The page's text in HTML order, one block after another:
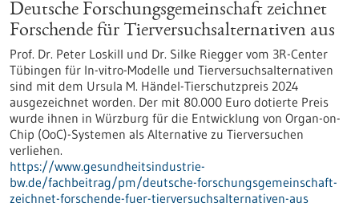
Deutsche Forschungsgemeinschaft zeichnet
Forschende für Tierversuchsalternativen aus
Prof. Dr. Peter Loskill und Dr. Silke Riegger vom 3R-Center
Tübingen für In-vitro-Modelle und Tierversuchsalternativen
sind mit dem Ursula M. Händel-Tierschutzpreis 2024
ausgezeichnet worden. Der mit 80.000 Euro dotierte Preis
wurde ihnen in Würzburg für die Entwicklung von Organ-on-
Chip (OoC)-Systemen als Alternative zu Tierversuchen
verliehen.
https://www.gesundheitsindustrie-
bw.de/fachbeitrag/pm/deutsche-forschungsgemeinschaft-
zeichnet-forschende-fuer-tierversuchsalternativen-aus